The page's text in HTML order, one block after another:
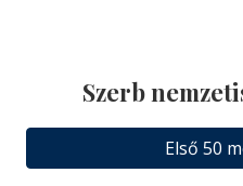
Szerb
Első 50